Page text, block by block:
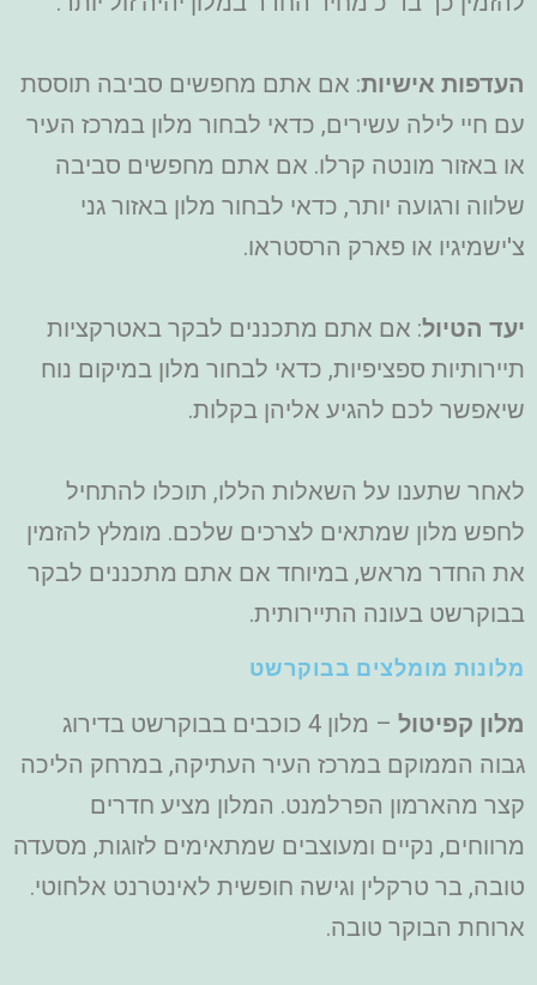
העדפות אישיות: אם אתם מחפשים סביבה תוססת
עם חיי לילה עשירים, כדאי לבחור מלון במרכז העיר
או באזור מונטה קרלו. אם אתם מחפשים סביבה
שלווה ורגועה יותר, כדאי לבחור מלון באזור גני
צ'ישמיגיו או פארק הרסטראו.
יעד הטיול: אם אתם מתכננים לבקר באטרקציות
תיירותיות ספציפיות, כדאי לבחור מלון במיקום נוח
שיאפשר לכם להגיע אליהן בקלות.
לאחר שתענו על השאלות הללו, תוכלו להתחיל
לחפש מלון שמתאים לצרכים שלכם. מומלץ להזמין
את החדר מראש, במיוחד אם אתם מתכננים לבקר
בבוקרשט בעונה התיירותית.
מלונות מומלצים בבוקרשט
מלון קפיטול
– מלון 4 כוכבים בבוקרשט בדירוג
גבוה הממוקם במרכז העיר העתיקה, במרחק הליכה
קצר מהארמון הפרלמנט. המלון מציע חדרים
מרווחים, נקיים ומעוצבים שמתאימים לזוגות, מסעדה
טובה, בר טרקלין וגישה חופשית לאינטרנט אלחוטי.
ארוחת הבוקר טובה.